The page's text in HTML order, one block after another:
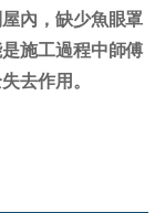
內，缺少魚眼罩
施工過程中師傅
去作用。